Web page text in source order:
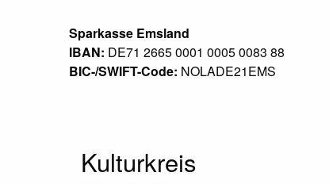
Sparkasse Emsland
IBAN: DE71 2665 0001 0005 0083 88
BIC-/SWIFT-Code: NOLADE21EMS
Kulturkreis